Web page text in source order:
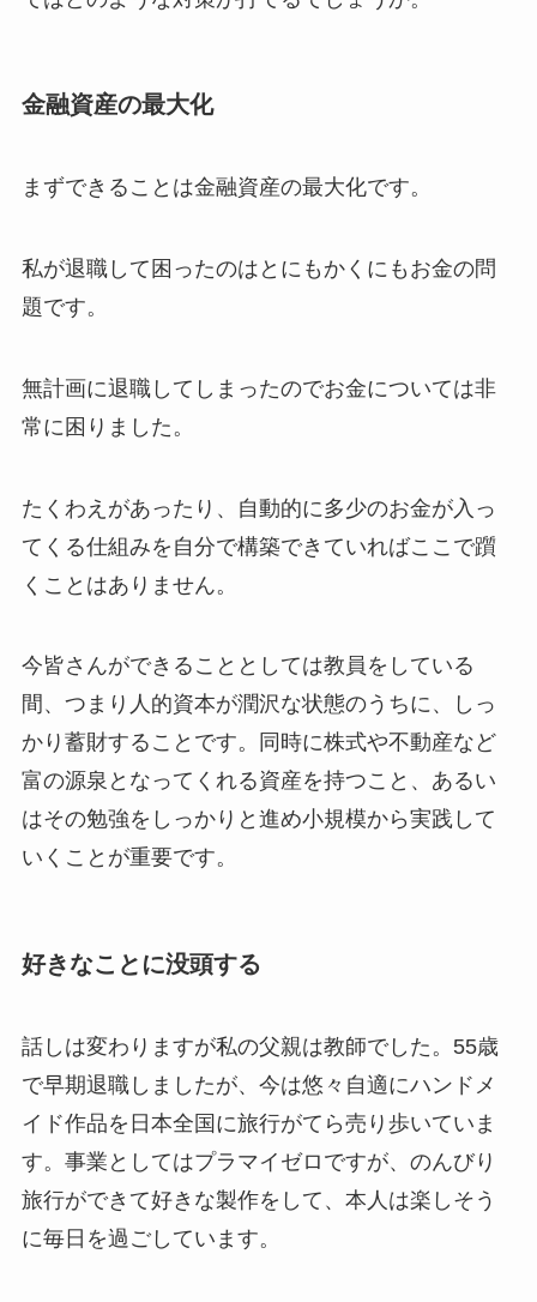
金融資産の最大化
まずできることは金融資産の最大化です。
私が退職して困ったのはとにもかくにもお金の問
題です。
無計画に退職してしまったのでお金については非
常に困りました。
たくわえがあったり、自動的に多少のお金が入っ
てくる仕組みを自分で構築できていればここで躓
くことはありません。
今皆さんができることとしては教員をしている
間、つまり人的資本が潤沢な状態のうちに、しっ
かり蓄財することです。同時に株式や不動産など
富の源泉となってくれる資産を持つこと、あるい
はその勉強をしっかりと進め小規模から実践して
いくことが重要です。
好きなことに没頭する
話しは変わりますが私の父親は教師でした。55歳
で早期退職しましたが、今は悠々自適にハンドメ
イド作品を日本全国に旅行がてら売り歩いていま
す。事業としてはプラマイゼロですが、のんびり
旅行ができて好きな製作をして、本人は楽しそう
に毎日を過ごしています。